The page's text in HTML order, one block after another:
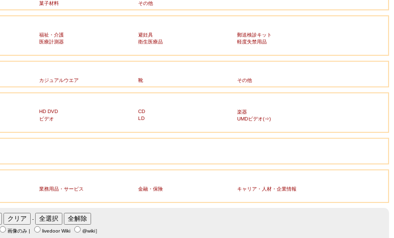
菓子材料 その他
福祉・介護 避妊具
郵送検診キット
医療計測器 衛生医療品
軽度失禁用品
カジュアルウエア 靴 その他
HD DVD CD
楽器
ビデオ LD
UMDビデオ(⇒)
業務用品・サービス 金融・保険
キャリア・人材・企業情報
-
画像のみ | livedoor Wiki @wiki］